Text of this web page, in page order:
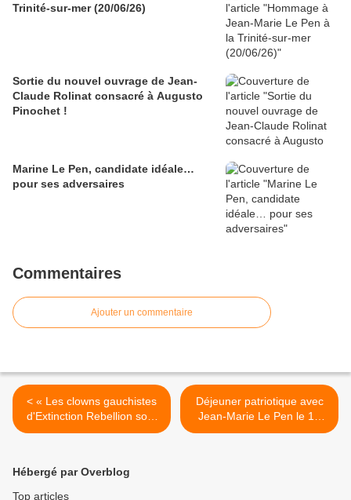
Trinité-sur-mer (20/06/26)
Sortie du nouvel ouvrage de Jean-
Claude Rolinat consacré à Augusto
Pinochet !
Marine Le Pen, candidate idéale…
pour ses adversaires
Commentaires
Ajouter un commentaire
< « Les clowns gauchistes
d'Extinction Rebellion sont
les alliés objectifs de nos
Déjeuner patriotique avec
Jean-Marie Le Pen le 19
octobre : il reste encore
Hébergé par Overblog
Top articles